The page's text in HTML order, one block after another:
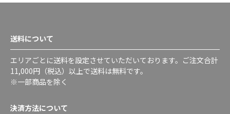
送料について
エリアごとに送料を設定させていただいております。ご注文合計
11,000円（税込）以上で送料は無料です。
※一部商品を除く
決済方法について